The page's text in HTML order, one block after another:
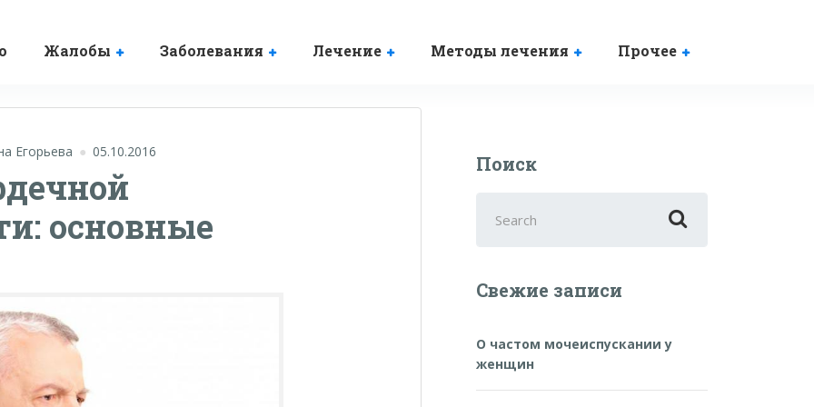
Жалобы Заболевания Лечение Методы лечения Прочее
Егорьева 05.10.2016
основные
Поиск
for:
Свежие записи
О частом мочеиспускании у
женщин